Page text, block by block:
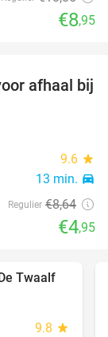
€8,95
43%
afhaal bij
9.6 star
13 min. directions_car
Regulier €8,64
€4,95
40%
Twaalf
9.8 star